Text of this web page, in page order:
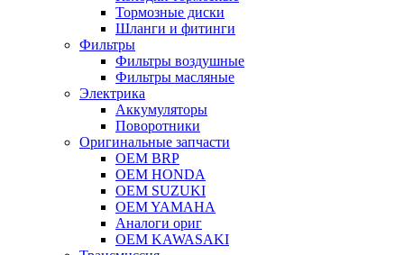
Тормозные диски
Шланги и фитинги
Фильтры
Фильтры воздушные
Фильтры масляные
Электрика
Аккумуляторы
Поворотники
Оригинальные запчасти
OEM BRP
OEM HONDA
OEM SUZUKI
OEM YAMAHA
Аналоги ориг
OEM KAWASAKI